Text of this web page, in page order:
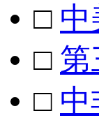
□ 中
□ 第
□ 中